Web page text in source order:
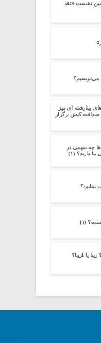
نشست «نقدِ
بینارشته ای میز
صداقت کیش برگزار
چه سهمی در
دارند؟ (۱)
(۱)
یا نازیبا؟